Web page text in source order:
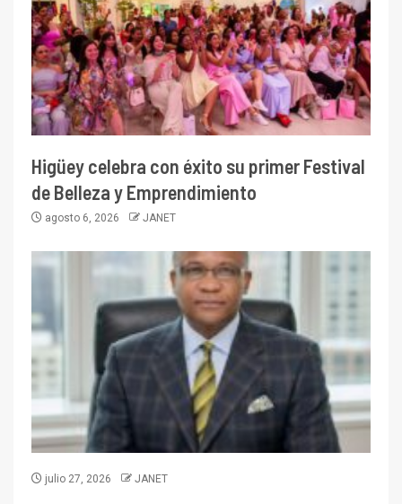
Higüey celebra con éxito su primer Festival
de Belleza y Emprendimiento
agosto 6, 2026 JANET
julio 27, 2026 JANET